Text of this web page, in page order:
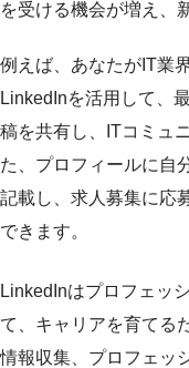
を受ける機会が増え、
例えば、あなたがIT業
LinkedInを活用して、
稿を共有し、ITコミュ
た、プロフィールに自
記載し、求人募集に応
できます。
LinkedInはプロフェッ
て、キャリアを育てる
情報収集、プロフェッ